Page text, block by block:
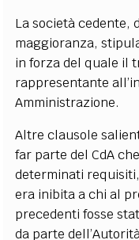
La società cedente,
maggioranza,
in forza del quale il
rappresentante
Amministrazione.
Altre clausole
far parte del CdA
determinati
era inibita a chi al
precedenti fosse
da parte